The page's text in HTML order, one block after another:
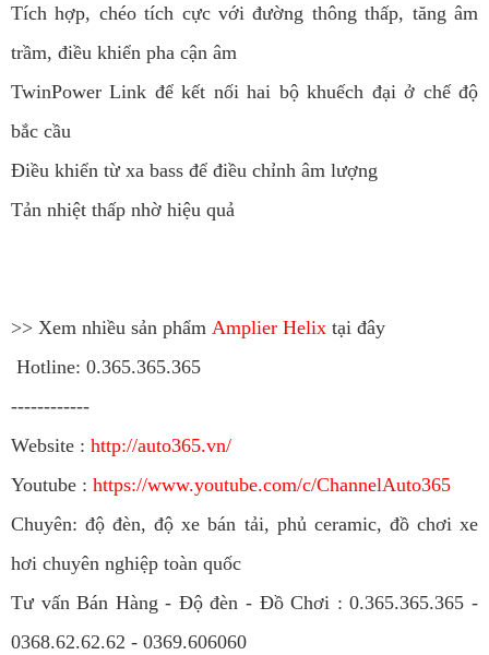
Tích hợp, chéo tích cực với đường thông thấp, tăng âm
trầm, điều khiển pha cận âm
TwinPower Link để kết nối hai bộ khuếch đại ở chế độ
bắc cầu
Điều khiển từ xa bass để điều chỉnh âm lượng
Tản nhiệt thấp nhờ hiệu quả
>> Xem nhiều sản phẩm Amplier Helix tại đây
Hotline: 0.365.365.365
------------
Website : http://auto365.vn/
Youtube : https://www.youtube.com/c/ChannelAuto365
Chuyên: độ đèn, độ xe bán tải, phủ ceramic, đồ chơi xe
hơi chuyên nghiệp toàn quốc
Tư vấn Bán Hàng - Độ đèn - Đồ Chơi : 0.365.365.365 -
0368.62.62.62 - 0369.606060